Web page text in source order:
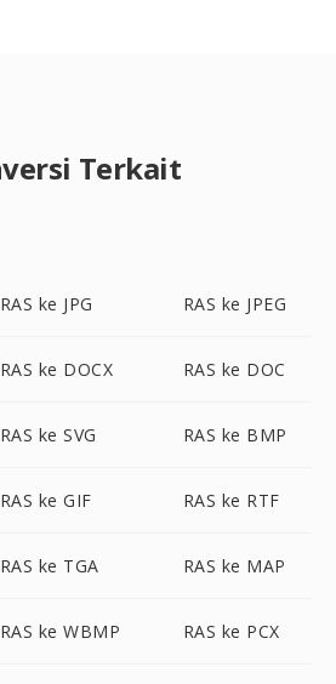
Terkait
RAS ke JPG RAS ke JPEG
RAS ke DOCX RAS ke DOC
RAS ke SVG RAS ke BMP
RAS ke GIF RAS ke RTF
RAS ke TGA RAS ke MAP
RAS ke WBMP RAS ke PCX